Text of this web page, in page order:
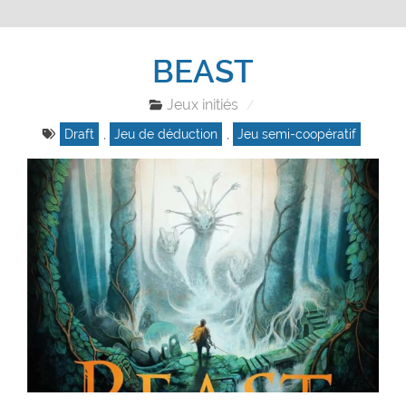
BEAST
Jeux initiés
Draft , Jeu de déduction , Jeu semi-coopératif